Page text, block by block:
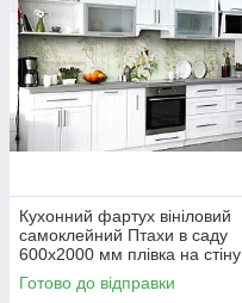
Кухонний фартух вініловий
самоклейний Птахи в саду
600х2000 мм плівка на стіну
Happy Pocket Z181429
Готово до відправки